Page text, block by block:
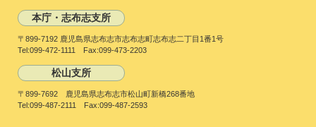
本庁・志布志支所
〒899-7192 鹿児島県志布志市志布志町志布志二丁目1番1号
Tel:099-472-1111 Fax:099-473-2203
松山支所
〒899-7692 鹿児島県志布志市松山町新橋268番地
Tel:099-487-2111 Fax:099-487-2593